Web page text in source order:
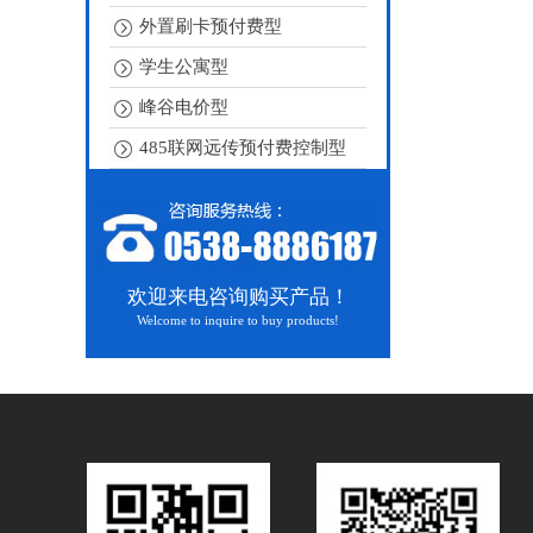
外置刷卡预付费型
学生公寓型
峰谷电价型
485联网远传预付费控制型
欢迎来电咨询购买产品！
Welcome to inquire to buy products!